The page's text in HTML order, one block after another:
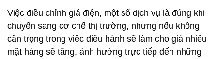
Việc điều chỉnh giá điện, một số dịch vụ là đúng khi
chuyển sang cơ chế thị trường, nhưng nếu không
cẩn trọng trong việc điều hành sẽ làm cho giá nhiều
mặt hàng sẽ tăng, ảnh hưởng trực tiếp đến những